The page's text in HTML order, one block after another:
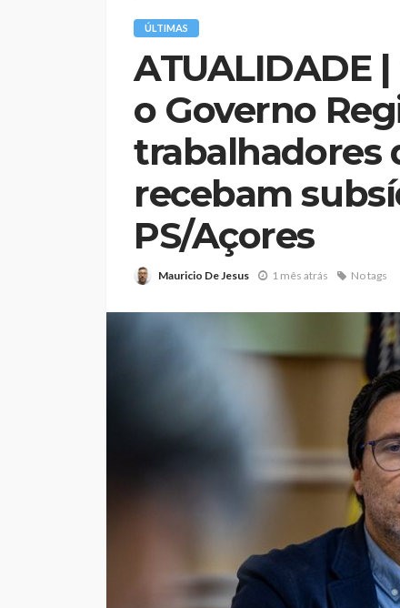
ÚLTIMAS
ATUALIDADE
o Governo
trabalhadores
recebam
PS/Açores
Mauricio De Jesus 1 mês atrás No tags